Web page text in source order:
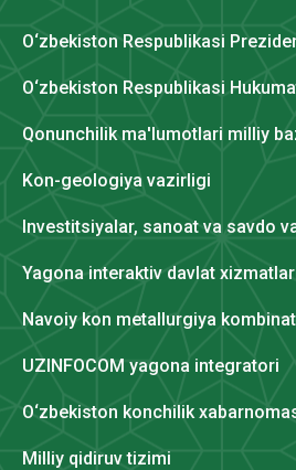
O‘zbekiston Respublikasi
O‘zbekiston Respublikasi
Qonunchilik ma'lumotlari milliy
Kon-geologiya vazirligi
Investitsiyalar, sanoat va savdo
Yagona interaktiv davlat
Navoiy kon metallurgiya
UZINFOCOM yagona integratori
O‘zbekiston konchilik
Milliy qidiruv tizimi